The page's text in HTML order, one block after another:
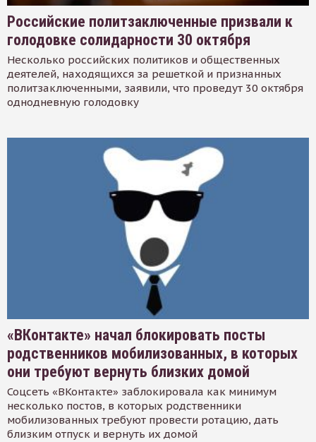
Российские политзаключенные призвали к
голодовке солидарности 30 октября
Несколько российских политиков и общественных
деятелей, находящихся за решеткой и признанных
политзаключенными, заявили, что проведут 30 октября
однодневную голодовку
«ВКонтакте» начал блокировать посты
родственников мобилизованных, в которых
они требуют вернуть близких домой
Соцсеть «ВКонтакте» заблокировала как минимум
несколько постов, в которых родственники
мобилизованных требуют провести ротацию, дать
близким отпуск и вернуть их домой